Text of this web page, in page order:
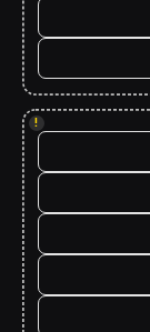
!